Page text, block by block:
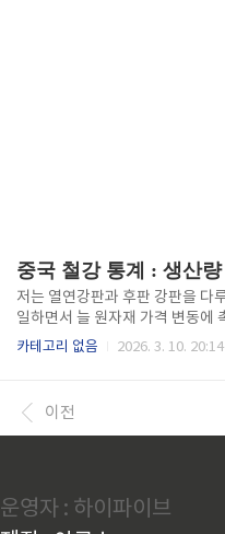
저는 열연강판과 후판 강판을 다
일하면서 늘 원자재 가격 변동에
습니다. 특히 중국의 조강 생산량
보고, 솔직히 이건 예상 밖이었습
했다는 공식 통계와 달리, 현장에
하고 있습니다. 중국 공식 통계와
괴리중국 정부가 발표한 조강 생
카테고리 없음 2026. 3. 10. 20:14
이전
운영자 : 하이파이브